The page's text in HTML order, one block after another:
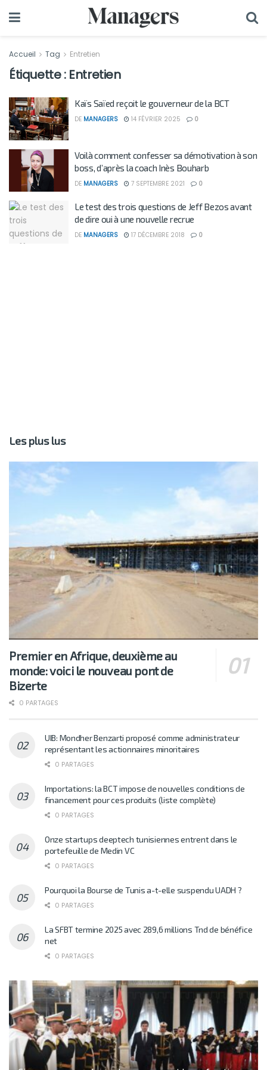
Accueil Tag Entretien
Étiquette : Entretien
Kaïs Saïed reçoit le gouverneur de la BCT
DE MANAGERS 14 FÉVRIER 2025 0
Voilà comment confesser sa démotivation à son
boss, d’après la coach Inès Bouharb
DE MANAGERS 7 SEPTEMBRE 2021 0
Le test des trois questions de Jeff Bezos avant
de dire oui à une nouvelle recrue
DE MANAGERS 17 DÉCEMBRE 2018 0
Les plus lus
Premier en Afrique, deuxième au
monde: voici le nouveau pont de
Bizerte
0 PARTAGES
UIB: Mondher Benzarti proposé comme administrateur
représentant les actionnaires minoritaires
0 PARTAGES
Importations: la BCT impose de nouvelles conditions de
financement pour ces produits (liste complète)
0 PARTAGES
Onze startups deeptech tunisiennes entrent dans le
portefeuille de Medin VC
0 PARTAGES
Pourquoi la Bourse de Tunis a-t-elle suspendu UADH ?
0 PARTAGES
La SFBT termine 2025 avec 289,6 millions Tnd de bénéfice
net
0 PARTAGES